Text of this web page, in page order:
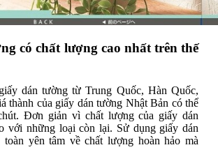
có chất lượng cao nhất trên thế
dán tường từ Trung Quốc, Hàn Quốc,
thành của giấy dán tường Nhật Bản có thể
Đơn giản vì chất lượng của giấy dán
với những loại còn lại. Sử dụng giấy dán
toàn yên tâm về chất lượng hoàn hảo mà